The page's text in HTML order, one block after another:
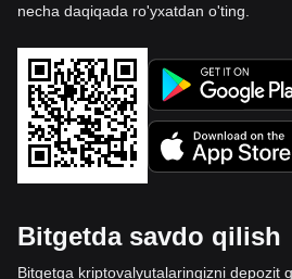
necha daqiqada ro'yxatdan o'ting.
Bitgetda savdo qilish
Bitgetga kriptovalyutalaringizni depozit